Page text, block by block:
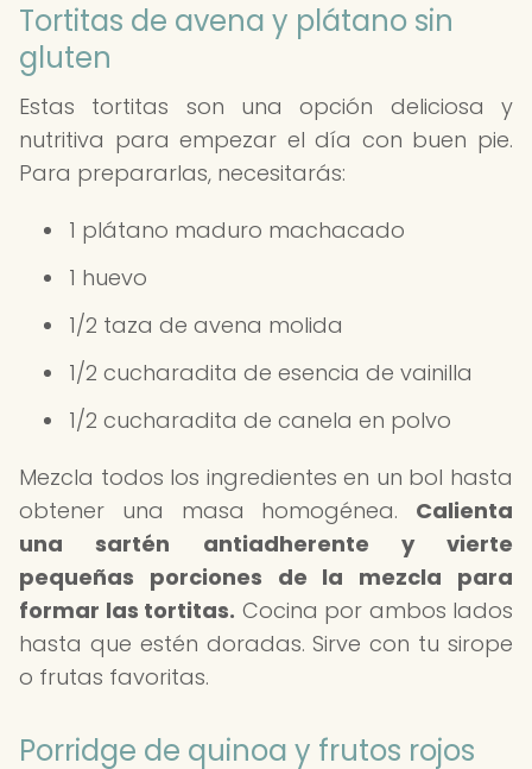
Tortitas de avena y plátano sin
gluten
Estas tortitas son una opción deliciosa y
nutritiva para empezar el día con buen pie.
Para prepararlas, necesitarás:
1 plátano maduro machacado
1 huevo
1/2 taza de avena molida
1/2 cucharadita de esencia de vainilla
1/2 cucharadita de canela en polvo
Mezcla todos los ingredientes en un bol hasta
obtener una masa homogénea. Calienta
una sartén antiadherente y vierte
pequeñas porciones de la mezcla para
formar las tortitas. Cocina por ambos lados
hasta que estén doradas. Sirve con tu sirope
o frutas favoritas.
Porridge de quinoa y frutos rojos